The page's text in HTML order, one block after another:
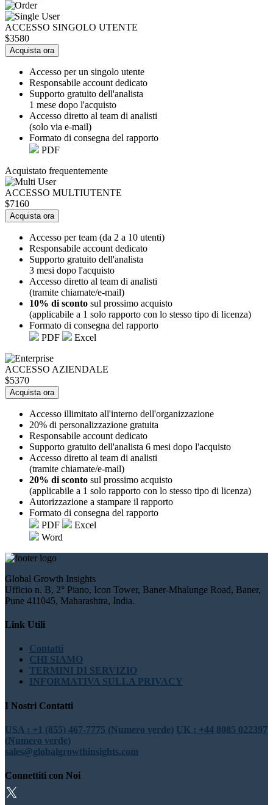
ACCESSO SINGOLO UTENTE
$3580
Acquista ora
Accesso per un singolo utente
Responsabile account dedicato
Supporto gratuito dell'analista
1 mese dopo l'acquisto
Accesso diretto al team di analisti
(solo via e-mail)
Formato di consegna del rapporto
PDF
Acquistato frequentemente
ACCESSO MULTIUTENTE
$7160
Acquista ora
Accesso per team (da 2 a 10 utenti)
Responsabile account dedicato
Supporto gratuito dell'analista
3 mesi dopo l'acquisto
Accesso diretto al team di analisti
(tramite chiamate/e-mail)
10% di sconto sul prossimo acquisto
(applicabile a 1 solo rapporto con lo stesso tipo di licenza)
Formato di consegna del rapporto
PDF
Excel
ACCESSO AZIENDALE
$5370
Acquista ora
Accesso illimitato all'interno dell'organizzazione
20% di personalizzazione gratuita
Responsabile account dedicato
Supporto gratuito dell'analista 6 mesi dopo l'acquisto
Accesso diretto al team di analisti
(tramite chiamate/e-mail)
20% di sconto sul prossimo acquisto
(applicabile a 1 solo rapporto con lo stesso tipo di licenza)
Autorizzazione a stampare il rapporto
Formato di consegna del rapporto
PDF
Excel
Word
Global Growth Insights
Ufficio n. B, 2° Piano, Icon Tower, Baner-Mhalunge Road, Baner,
Pune 411045, Maharashtra, India.
Link Utili
Contatti
CHI SIAMO
TERMINI DI SERVIZIO
INFORMATIVA SULLA PRIVACY
I Nostri Contatti
USA : +1 (855) 467-7775 (Numero verde) UK : +44 8085 022397
(Numero verde)
sales@globalgrowthinsights.com
Connettiti con Noi